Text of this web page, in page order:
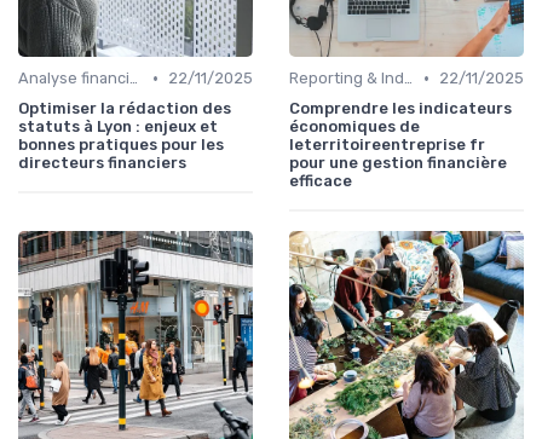
Analyse financière •
22/11/2025
Optimiser la rédaction des
statuts à Lyon : enjeux et
bonnes pratiques pour les
directeurs financiers
Reporting & Indicateurs •
22/11/2025
Comprendre les indicateurs
économiques de
leterritoireentreprise fr
pour une gestion financière
efficace